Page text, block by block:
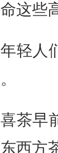
命这些
年轻人
。
喜茶早
东西方